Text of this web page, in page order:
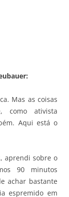
Mas as coisas
como ativista
Aqui está o
aprendi sobre o
90 minutos
achar bastante
espremido em